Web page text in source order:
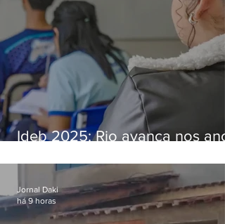
Ideb 2025: Rio avança nos
nacional
Jornal Daki
há 9 horas